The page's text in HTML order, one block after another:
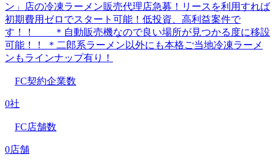
ン」店の冷凍ラーメン販売代理店急募！リースを利用すれば
初期費用ゼロでスタート可能！低投資、高利益案件で
す！！ ＊自動販売機なので良い場所が見つかる度に移設
可能！！ ＊二郎系ラーメン以外にも本格ご当地冷凍ラーメ
ンもラインナップ有り！
FC契約企業数
0社
FC店舗数
0店舗